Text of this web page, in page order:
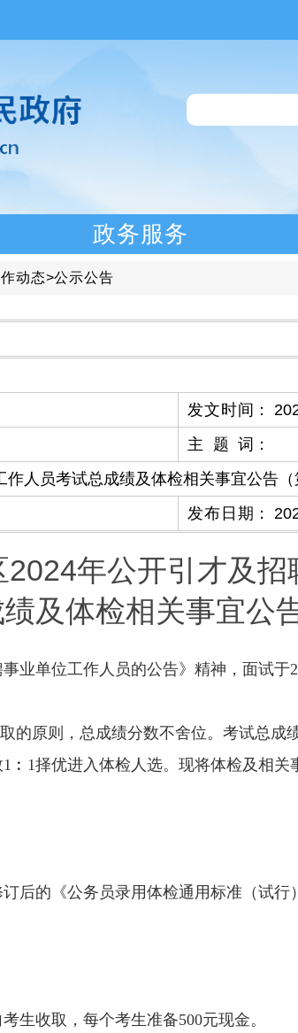
政务服务
动态>公示公告
发文时间 ：
主题词 ：
人员考试总成绩及体检相关事宜公告（
发布日期 ：
年公开引才及招
及体检相关事宜公
业单位工作人员的公告》精神，面试
的原则，总成绩分数不舍位。考试总成
1 ︰ 1择优进入体检人选。现将体检及相关
后的《公务员录用体检通用标准（试行
生收取，每个考生准备500元现金。